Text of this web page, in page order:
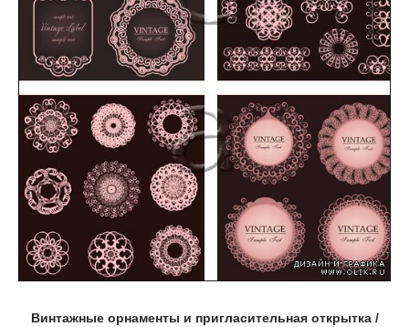
Винтажные орнаменты и пригласительная открытка /